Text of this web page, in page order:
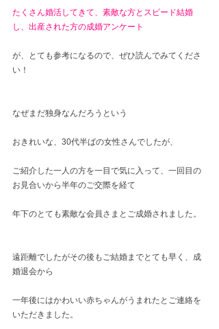
たくさん婚活してきて、素敵な方とスピード結婚
し、出産された方の成婚アンケート
が、とても参考になるので、ぜひ読んでみてくださ
い！
なぜまだ独身なんだろうという
おきれいな、30代半ばの女性さんでしたが、
ご紹介した一人の方を一目で気に入って、一回目の
お見合いから半年のご交際を経て
年下のとても素敵な会員さまとご成婚されました。
遠距離でしたがその後もご結婚までとても早く、成
婚退会から
一年後にはかわいい赤ちゃんがうまれたとご連絡を
いただきました。